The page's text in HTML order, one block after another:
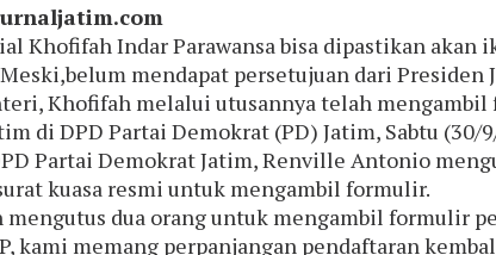
Khofifah Indar Parawansa bisa dipastikan akan
mendapat persetujuan dari
Khofifah melalui utusannya telah
di DPD Partai Demokrat (PD) Jatim, Sabtu
Partai Demokrat Jatim, Renville Antonio
kuasa resmi untuk mengambil formulir.
mengutus dua orang untuk mengambil formulir
kami memang perpanjangan pendaftaran